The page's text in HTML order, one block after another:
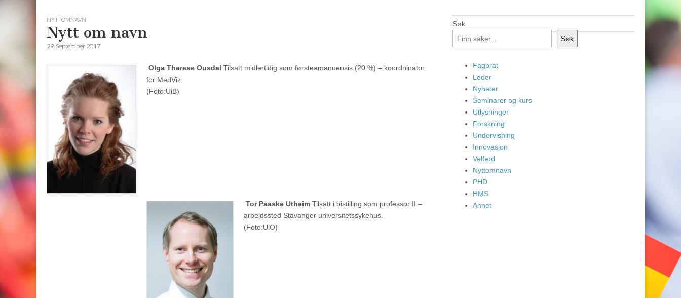
NYTTOMNAVN
Nytt om navn
29. September 2017
Olga Therese Ousdal Tilsatt midlertidig som førsteamanuensis (20 %) – koordninator
for MedViz
(Foto:UiB)
Tor Paaske Utheim Tilsatt i bistilling som professor II –
arbeidssted Stavanger universitetssykehus.
(Foto:UiO)
Søk
Søk
Fagprat
Leder
Nyheter
Seminarer og kurs
Utlysninger
Forskning
Undervisning
Innovasjon
Velferd
Nyttomnavn
PHD
HMS
Annet